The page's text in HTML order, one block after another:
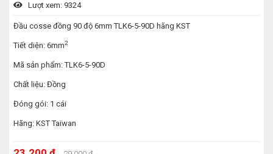
Lượt xem: 9324
Đầu cosse đồng 90 độ 6mm TLK6-5-90D hãng KST
Tiết diện: 6mm2
Mã sản phẩm: TLK6-5-90D
Chất liệu: Đồng
Đóng gói: 1 cái
Hãng: KST Taiwan